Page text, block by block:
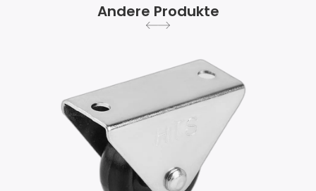
Andere Produkte